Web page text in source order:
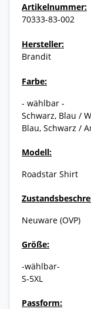
Artikelnummer:
70333-83-002
Hersteller:
Brandit
Farbe:
- wählbar -
Schwarz, Blau /
Blau, Schwarz /
Modell:
Roadstar Shirt
Neuware (OVP)
Größe:
-wählbar-
S-5XL
Passform: